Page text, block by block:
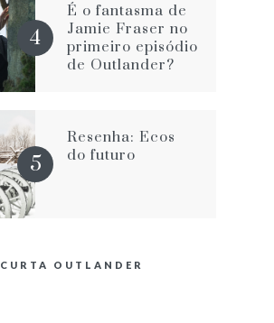
É o fantasma de
Jamie Fraser no
primeiro episódio
de Outlander?
Resenha: Ecos
do futuro
CURTA OUTLANDER